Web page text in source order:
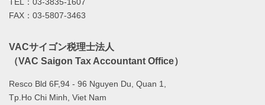
FAX：03-5807-3463
VACサイゴン税理士法人
（VAC Saigon Tax Accountant Office）
Resco Bld 6F,94 - 96 Nguyen Du, Quan 1,
Tp.Ho Chi Minh, Viet Nam